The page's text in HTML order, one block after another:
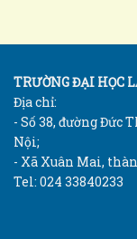
TRƯỜNG ĐẠI HỌC
Địa chỉ:
- Số 38, đường Đức
Nội;
- Xã Xuân Mai,
Tel: 024 33840233